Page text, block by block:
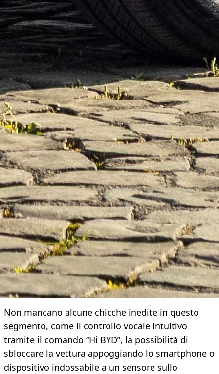
Non mancano alcune chicche inedite in questo
segmento, come il controllo vocale intuitivo
tramite il comando “Hi BYD”, la possibilità di
sbloccare la vettura appoggiando lo smartphone o
dispositivo indossabile a un sensore sullo